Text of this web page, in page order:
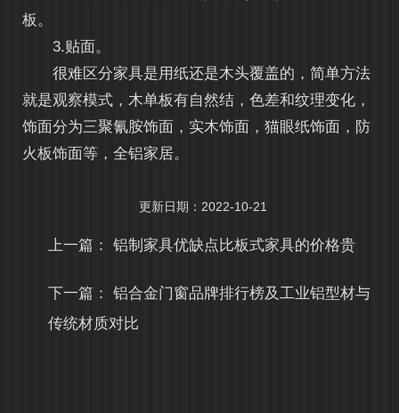
板。
3.贴面。
很难区分家具是用纸还是木头覆盖的，简单方法
就是观察模式，木单板有自然结，色差和纹理变化，
饰面分为三聚氰胺饰面，实木饰面，猫眼纸饰面，防
火板饰面等，全铝家居。
更新日期：2022-10-21
上一篇：铝制家具优缺点比板式家具的价格贵
下一篇：铝合金门窗品牌排行榜及工业铝型材与
传统材质对比